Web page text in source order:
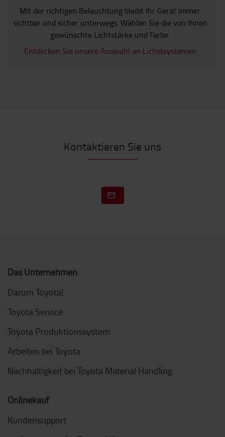
Mit der richtigen Beleuchtung bleibt Ihr Gerät immer
sichtbar und sicher unterwegs. Wählen Sie die von Ihnen
gewünschte Lichtstärke und Farbe.
Entdecken Sie unsere Auswahl an Lichstsystemen
Kontaktieren Sie uns
Das Unternehmen
Darum Toyota!
Toyota Service
Toyota Produktionssystem
Arbeiten bei Toyota
Nachhaltigkeit bei Toyota Material Handling
Onlinekauf
Kundensupport